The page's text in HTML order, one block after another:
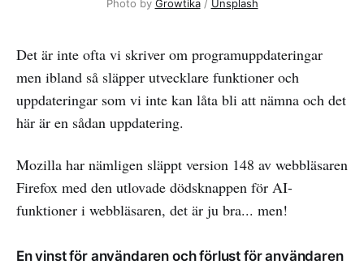
Photo by Growtika / Unsplash
Det är inte ofta vi skriver om programuppdateringar
men ibland så släpper utvecklare funktioner och
uppdateringar som vi inte kan låta bli att nämna och det
här är en sådan uppdatering.
Mozilla har nämligen släppt version 148 av webbläsaren
Firefox med den utlovade dödsknappen för AI-
funktioner i webbläsaren, det är ju bra... men!
En vinst för användaren och förlust för användaren